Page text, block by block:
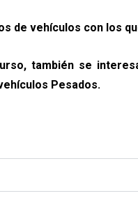
de vehículos con los
también se
Pesados.